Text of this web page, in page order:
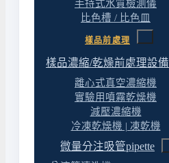
手持式水質檢測儀
比色槽 / 比色皿
樣品前處理
樣品濃縮/乾燥前處理設備
離心式真空濃縮機
實驗用噴霧乾燥機
減壓濃縮機
冷凍乾燥機 | 凍乾機
微量分注吸管pipette